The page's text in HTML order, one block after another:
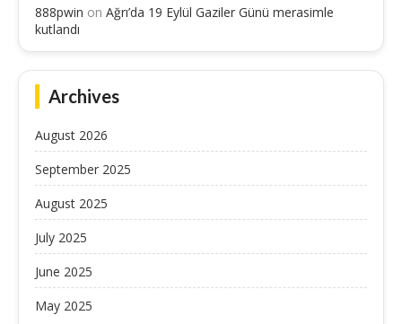
888pwin on Ağrı’da 19 Eylül Gaziler Günü merasimle
kutlandı
Archives
August 2026
September 2025
August 2025
July 2025
June 2025
May 2025